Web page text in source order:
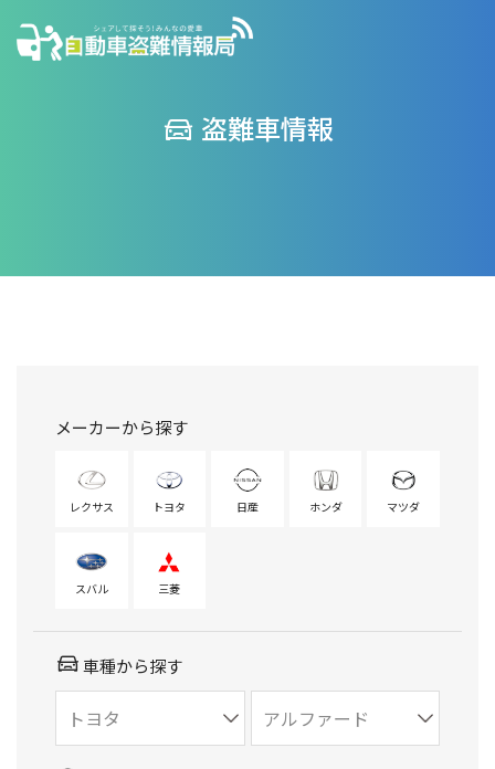
盗難車情報
メーカーから探す
レクサス トヨタ 日産 ホンダ マツダ
スバル 三菱
車種から探す